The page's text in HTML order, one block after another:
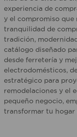
experiencia de
y el compromiso que
tranquilidad de
tradición,
catálogo diseñado
desde ferretería y
electrodomésticos,
estratégico para
remodelaciones y el
pequeño negocio,
transformar tu hogar